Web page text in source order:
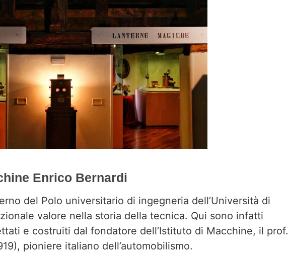
Enrico Bernardi
del Polo universitario di ingegneria dell’Università di
valore nella storia della tecnica. Qui sono infatti
e costruiti dal fondatore dell’Istituto di Macchine, il prof.
pioniere italiano dell’automobilismo.